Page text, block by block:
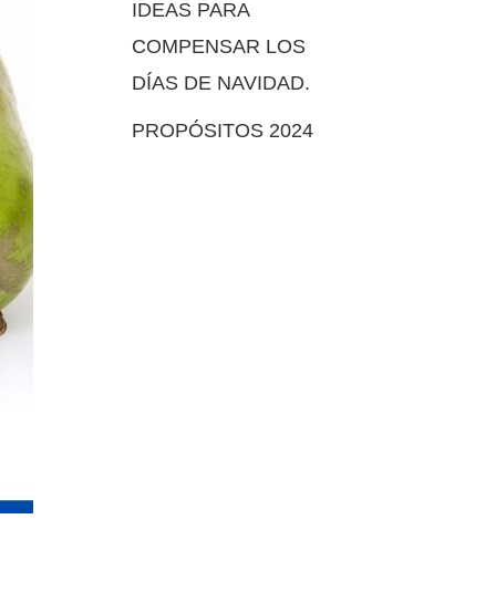
IDEAS PARA
COMPENSAR LOS
DÍAS DE NAVIDAD.
PROPÓSITOS 2024